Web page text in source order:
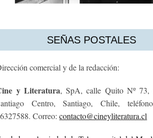
SEÑAS POSTALES
comercial y de la redacción:
y Literatura, SpA, calle Quito Nº 73,
Centro, Santiago, Chile,
Correo:contacto@cineyliteratura.cl